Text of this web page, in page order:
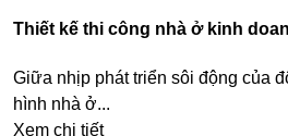
Thiết kế thi công nhà ở kinh
Giữa nhịp phát triển sôi động của
hình nhà ở...
Xem chi tiết